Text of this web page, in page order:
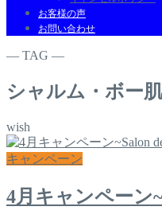
お客様の声
お問い合わせ
― TAG ―
シャルム・ボー
wish
キャンペーン
4月キャンペーン